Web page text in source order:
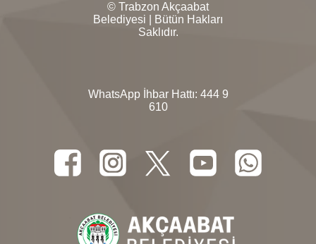
© Trabzon Akçaabat
Belediyesi | Bütün Hakları
Saklıdır.
WhatsApp İhbar Hattı: 444 9
610